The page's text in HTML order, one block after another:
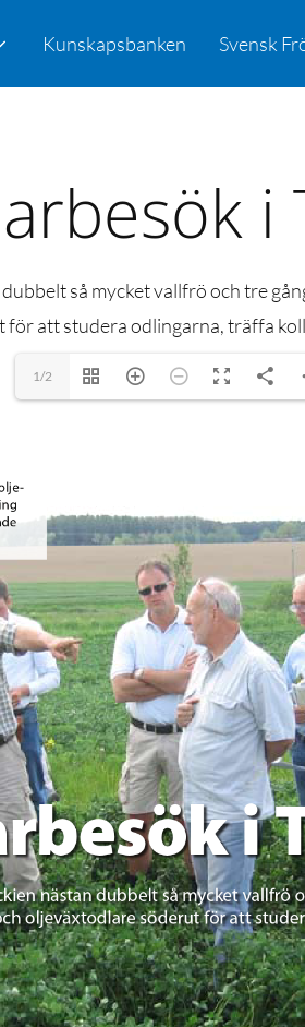
Kunskapsbanken Svensk
i
så mycket vallfrö och tre
att studera odlingarna, träffa
1/2